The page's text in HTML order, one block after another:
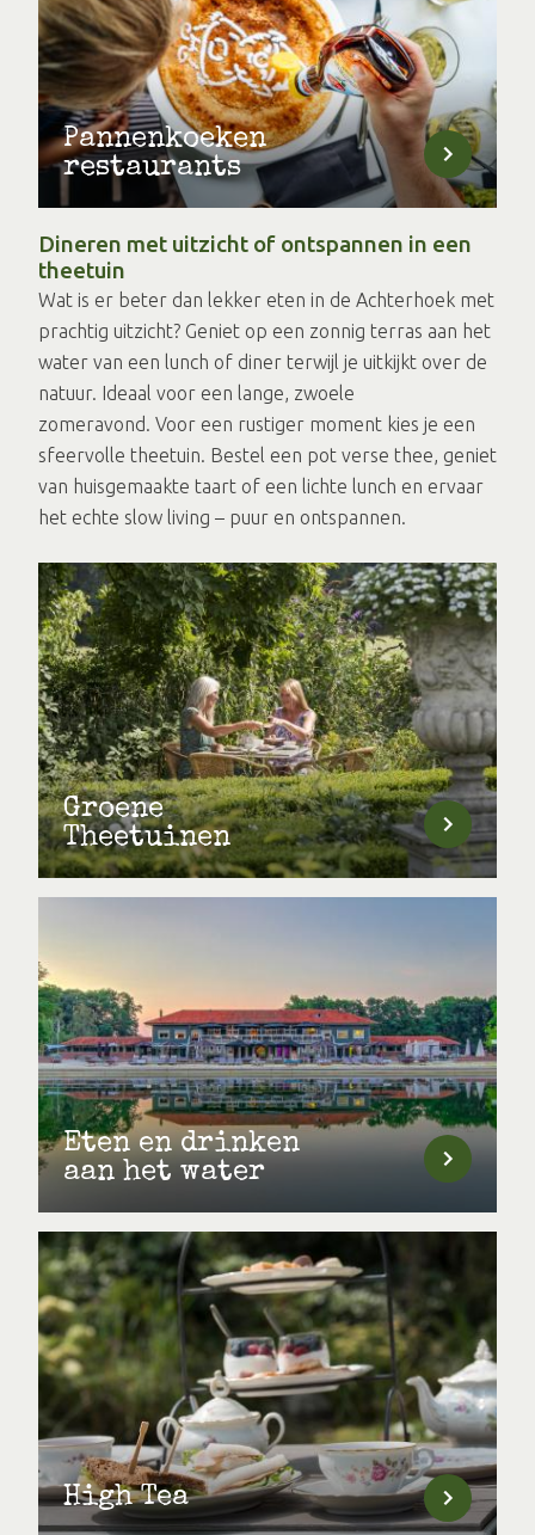
Pannenkoeken
restaurants
Dineren met uitzicht of ontspannen in een
theetuin
Wat is er beter dan lekker eten in de Achterhoek met
prachtig uitzicht? Geniet op een zonnig terras aan het
water van een lunch of diner terwijl je uitkijkt over de
natuur. Ideaal voor een lange, zwoele
zomeravond. Voor een rustiger moment kies je een
sfeervolle theetuin. Bestel een pot verse thee, geniet
van huisgemaakte taart of een lichte lunch en ervaar
het echte slow living – puur en ontspannen.
Groene
Theetuinen
Eten en drinken
aan het water
High Tea